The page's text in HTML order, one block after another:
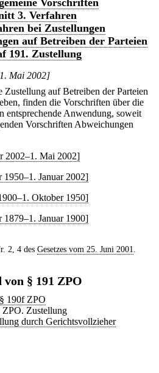
Vorschriften
3. Verfahren
bei Zustellungen
auf Betreiben der Parteien
191. Zustellung
Mai 2002]
Zustellung auf Betreiben der Parteien
finden die Vorschriften über die
entsprechende Anwendung, soweit
Vorschriften Abweichungen
2002–1. Mai 2002]
1950–1. Januar 2002]
Oktober 1950]
1879–1. Januar 1900]
2, 4 des Gesetzes vom 25. Juni 2001
§ 191 ZPO
§ 190f ZPO
ZPO. Zustellung
durch Gerichtsvollzieher